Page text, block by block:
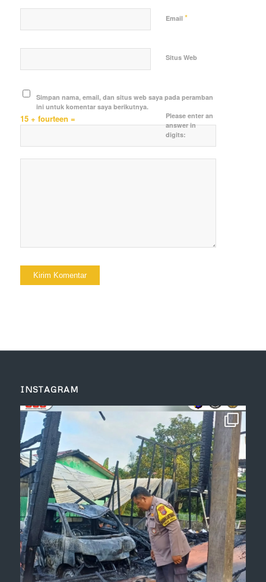
Email *
Situs Web
Simpan nama, email, dan situs web saya pada peramban
ini untuk komentar saya berikutnya.
Please enter an
answer in
digits:
15 + fourteen =
INSTAGRAM